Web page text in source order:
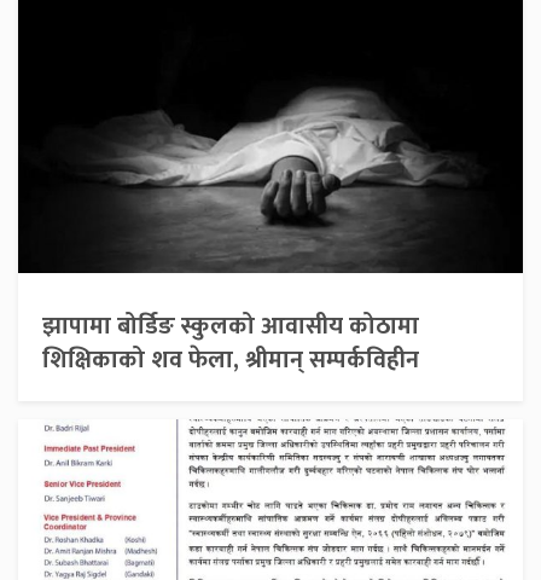
झापामा बोर्डिङ स्कुलको आवासीय कोठामा
शिक्षिकाको शव फेला, श्रीमान् सम्पर्कविहीन